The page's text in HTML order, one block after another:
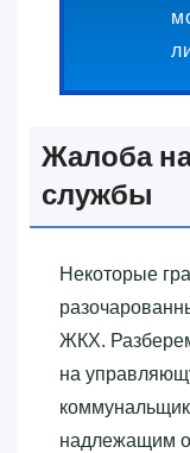
Жалоба
службы
Некоторые
ЖКХ.
на
надлежащим